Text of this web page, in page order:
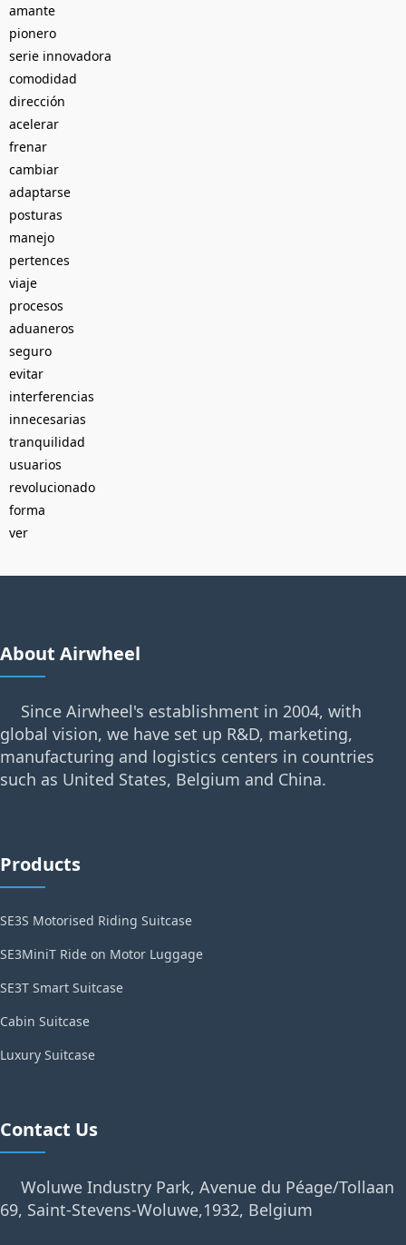
amante
pionero
serie innovadora
comodidad
dirección
acelerar
frenar
cambiar
adaptarse
posturas
manejo
pertences
viaje
procesos
aduaneros
seguro
evitar
interferencias
innecesarias
tranquilidad
usuarios
revolucionado
forma
ver
About Airwheel
Since Airwheel's establishment in 2004, with
global vision, we have set up R&D, marketing,
manufacturing and logistics centers in countries
such as United States, Belgium and China.
Products
SE3S Motorised Riding Suitcase
SE3MiniT Ride on Motor Luggage
SE3T Smart Suitcase
Cabin Suitcase
Luxury Suitcase
Contact Us
Woluwe Industry Park, Avenue du Péage/Tollaan
69, Saint-Stevens-Woluwe,1932, Belgium